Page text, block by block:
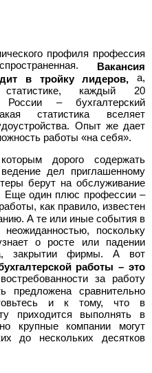
профиля профессия
Вакансия
в тройку лидеров, а,
статистике, каждый 20
России – бухгалтерский
статистика вселяет
Опыт же дает
работы «на себя».
дорого содержать
дел приглашенному
берут на обслуживание
Еще один плюс профессии –
как правило, известен
А те или иные события в
поскольку
о росте или падении
закрытии фирмы. А вот
работы – это
за работу
предложена сравнительно
и к тому, что в
приходится выполнять в
крупные компании могут
до нескольких десятков